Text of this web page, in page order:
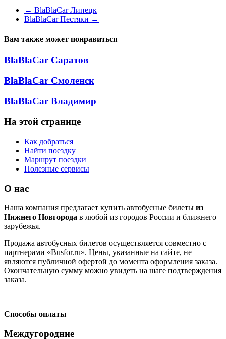
← BlaBlaCar Липецк
BlaBlaCar Пестяки →
Вам также может понравиться
BlaBlaCar Саратов
BlaBlaCar Смоленск
BlaBlaCar Владимир
На этой странице
Как добраться
Найти поездку
Маршрут поездки
Полезные сервисы
О нас
Наша компания предлагает купить автобусные билеты из
Нижнего Новгорода в любой из городов России и ближнего
зарубежья.
Продажа автобусных билетов осуществляется совместно с
партнерами «Busfor.ru». Цены, указанные на сайте, не
являются публичной офертой до момента оформления заказа.
Окончательную сумму можно увидеть на шаге подтверждения
заказа.
Способы оплаты
Междугородние